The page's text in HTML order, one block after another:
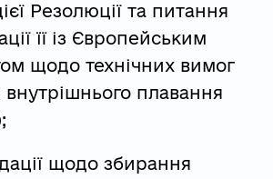
Резолюції та питання
її із Європейським
щодо технічних вимог
плавання
щодо збирання